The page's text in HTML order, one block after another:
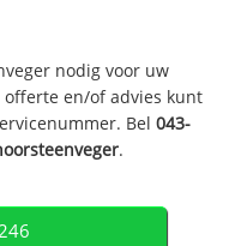
nodig voor uw
offerte en/of advies kunt
Bel043-
.